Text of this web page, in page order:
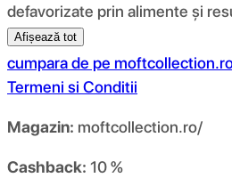
defavorizate prin alimente și
Afișează tot
cumpara de pe
Termeni si Conditii
Magazin: moftcollection.ro/
Cashback: 10 %